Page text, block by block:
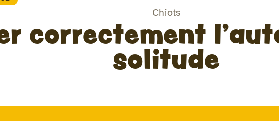
Chiots
correctement
solitude